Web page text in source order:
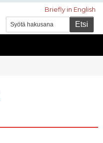
Briefly in English